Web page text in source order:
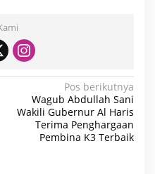
Pos berikutnya
Wagub Abdullah Sani
Wakili Gubernur Al Haris
Terima Penghargaan
Pembina K3 Terbaik